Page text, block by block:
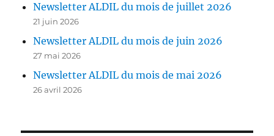
Newsletter ALDIL du mois de juillet 2026
21 juin 2026
Newsletter ALDIL du mois de juin 2026
27 mai 2026
Newsletter ALDIL du mois de mai 2026
26 avril 2026